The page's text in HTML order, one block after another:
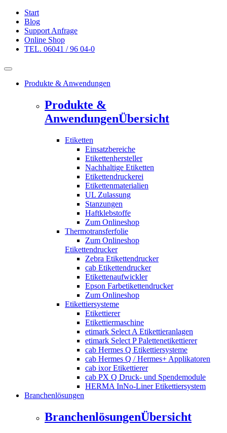
Start
Blog
Support Anfrage
Online Shop
TEL. 06041 / 96 04-0
Produkte & Anwendungen
Produkte &
AnwendungenÜbersicht
Etiketten
Einsatzbereiche
Etikettenhersteller
Nachhaltige Etiketten
Etikettendruckerei
Etikettenmaterialien
UL Zulassung
Stanzungen
Haftklebstoffe
Zum Onlineshop
Thermotransferfolie
Zum Onlineshop
Etikettendrucker
Zebra Etikettendrucker
cab Etikettendrucker
Etikettenaufwickler
Epson Farbetikettendrucker
Zum Onlineshop
Etikettiersysteme
Etikettierer
Etikettiermaschine
etimark Select A Etikettieranlagen
etimark Select P Palettenetikettierer
cab Hermes Q Etikettiersysteme
cab Hermes Q / Hermes+ Applikatoren
cab ixor Etikettierer
cab PX Q Druck- und Spendemodule
HERMA InNo-Liner Etikettiersystem
Branchenlösungen
BranchenlösungenÜbersicht